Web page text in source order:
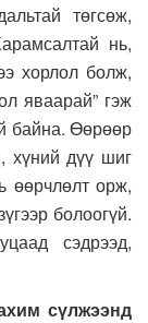
төгсөж,
нь,
хорлол болж,
яваарай” гэж
байна. Өөрөөр
хүний дүү шиг
өөрчлөлт орж,
болоогүй.
сэдрээд,
сүлжээнд